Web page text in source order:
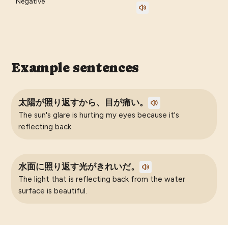
Example sentences
太陽が照り返すから、目が痛い。
The sun's glare is hurting my eyes because it's
reflecting back.
水面に照り返す光がきれいだ。
The light that is reflecting back from the water
surface is beautiful.